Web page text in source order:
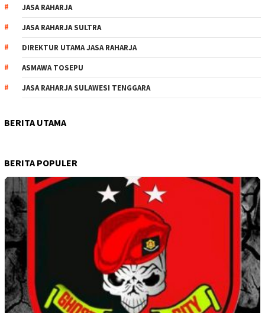
JASA RAHARJA
JASA RAHARJA SULTRA
DIREKTUR UTAMA JASA RAHARJA
ASMAWA TOSEPU
JASA RAHARJA SULAWESI TENGGARA
BERITA UTAMA
BERITA POPULER